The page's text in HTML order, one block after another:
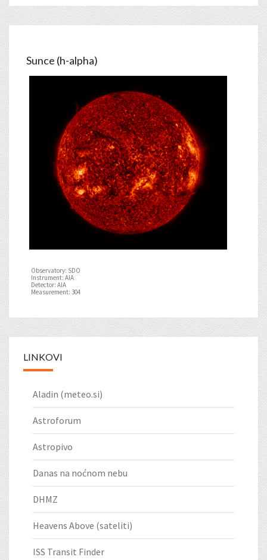
Sunce (h-alpha)
Observatory: SDO
Instrument: AIA
Detector: AIA
Measurement: 304
LINKOVI
Aladin (meteo.si)
Astroforum
Astropivo
Danas na noćnom nebu
DHMZ
Heavens Above (sateliti)
ISS Transit Finder